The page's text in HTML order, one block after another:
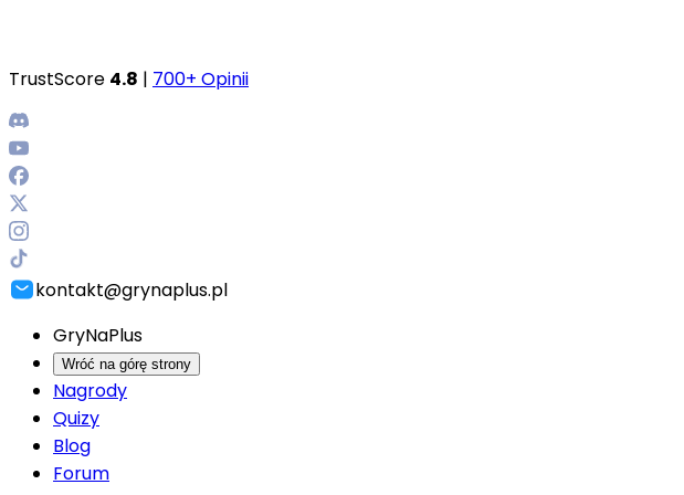
TrustScore 4.8 | 700+ Opinii
kontakt@grynaplus.pl
GryNaPlus
Wróć na górę strony
Nagrody
Quizy
Blog
Forum